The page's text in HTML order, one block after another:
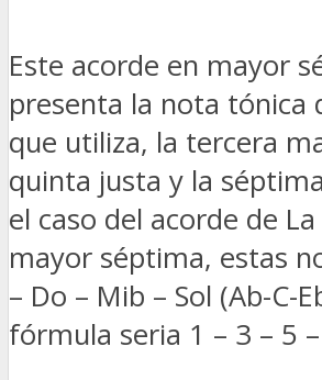
Este acorde en mayor
presenta la nota tónica
que utiliza, la tercera
quinta justa y la
el caso del acorde de
mayor séptima, estas
– Do – Mib – Sol (Ab-C-
fórmula seria 1 – 3 – 5